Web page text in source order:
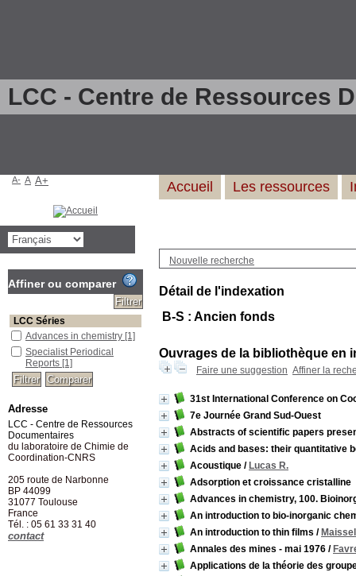
LCC - Centre de Ressources
Nouvelle recherche
Détail de l'indexation
B-S : Ancien fonds
Ouvrages de la bibliothèque en
Faire une suggestion Affiner la
31st International Conference on
7e Journée Grand Sud-Ouest
Abstracts of scientific papers
Acids and bases: their quantitative
Acoustique / Lucas R.
Adsorption et croissance cristalline
Advances in chemistry, 100.
An introduction to bio-inorganic
An introduction to thin films /
Annales des mines - mai 1976 /
Applications de la théorie des
Accueil Les ressources
A- A A+
Affiner ou comparer
LCC Séries
Advances in chemistry [1]
Specialist Periodical
Reports [1]
Adresse
LCC - Centre de Ressources
Documentaires
du laboratoire de Chimie de
Coordination-CNRS
205 route de Narbonne
BP 44099
31077 Toulouse
France
Tél. : 05 61 33 31 40
contact